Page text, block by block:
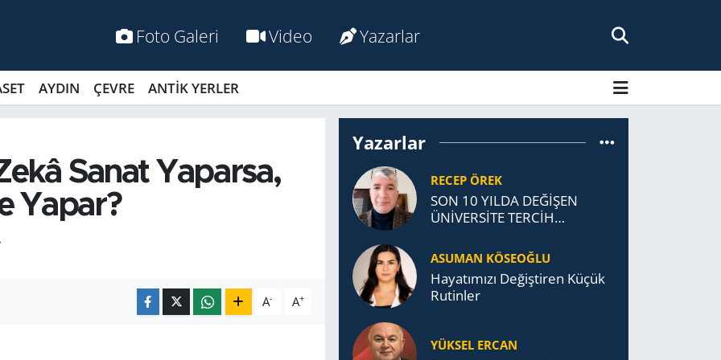
Foto Galeri Video Yazarlar
AYDIN ÇEVRE ANTİK YERLER
Sanat Yaparsa,
Yapar?
A- A+
Yazarlar
RECEP ÖREK
SON 10 YILDA DEĞİŞEN
ÜNİVERSİTE TERCİH
ASUMAN KÖSEOĞLU
Ha­ya­tı­mı­zı De­ğiş­ti­ren Küçük
Ru­tin­ler
YÜKSEL ERCAN